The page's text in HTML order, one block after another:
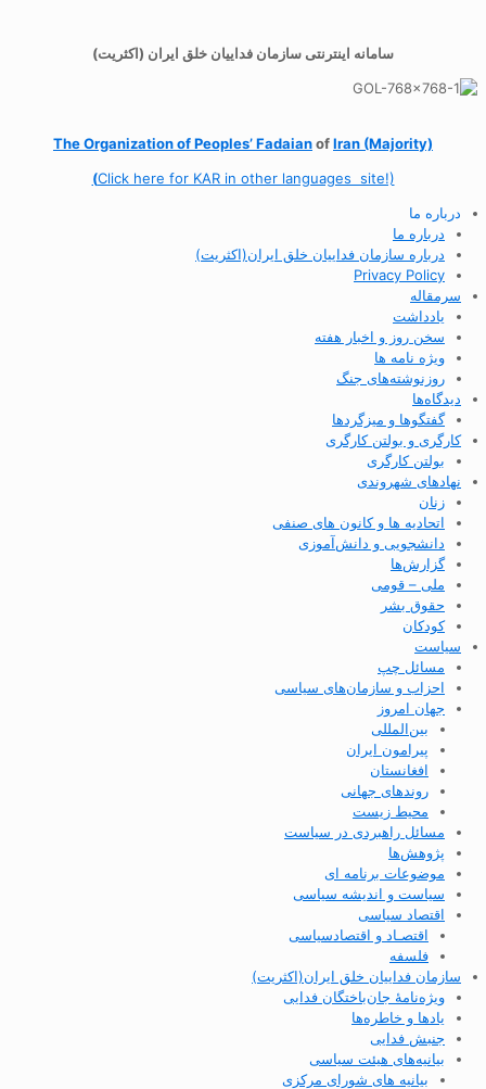
سامانه اینترنتی سازمان فداییان خلق ایران (اکثریت)
The Organization ofPeoples’ FadaianofIran (Majority)
(Click here for KAR in other languages site!)
درباره ما
درباره ما
درباره سازمان فداییان خلق ایران(اکثریت)
Privacy Policy
سرمقاله
یادداشت
سخن روز و اخبار هفته
ویژه نامه ها
روزنوشته‌های جنگ
دیدگاه‌ها
گفتگوها و میزگردها
کارگری و بولتن کارگری
بولتن کارگری
نهادهای شهروندی
زنان
اتحادیه ها و کانون های صنفی
دانشجویی و دانش‌آموزی
گزارش‌ها
ملی – قومی
حقوق بشر
کودکان
سیاست
مسائل چپ
احزاب و سازمان‌های سیاسی
جهان امروز
بین‌المللی
پیرامون ایران
افغانستان
روندهای جهانی
محیط زیست
مسائل راهبردی در سیاست
پژوهش‌ها
موضوعات برنامه ای
سیاست و اندیشه سیاسی
اقتصاد سیاسی
اقتصـاد و اقتصاد‌سیاسی
فلسفه
سازمان فداییان خلق ایران(اکثریت)
ویژه‌نامهٔ جان‌باختگان فدایی
یادها و خاطره‌ها
جنبش فدایی
بیانیه‌های هیئت سیاسی
بیانیه های شورای مرکزی